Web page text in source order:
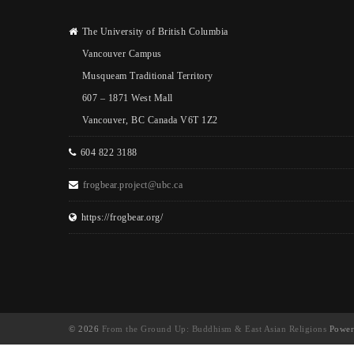
The University of British Columbia
Vancouver Campus
Musqueam Traditional Territory
607 – 1871 West Mall
Vancouver, BC Canada V6T 1Z2
604 822 3188
frogbear.project@ubc.ca
https://frogbear.org/
© 2026 From the Ground Up: Buddhism & East Asian Religions